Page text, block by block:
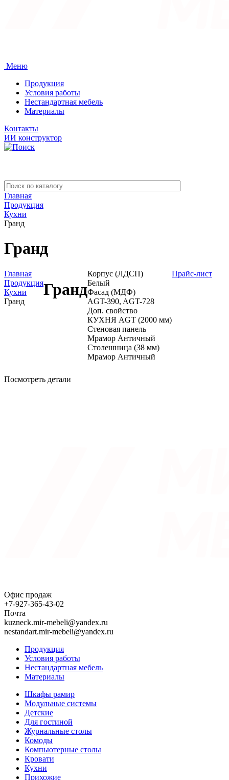
Меню
Продукция
Условия работы
Нестандартная мебель
Материалы
Контакты
ИИ конструктор
Главная
Продукция
Кухни
Гранд
Гранд
Главная
Продукция
Кухни
Гранд
Гранд
Корпус (ЛДСП)
Белый
Фасад (МДФ)
AGT-390, AGT-728
Доп. свойство
КУХНЯ AGT (2000 мм)
Стеновая панель
Мрамор Античный
Столешница (38 мм)
Мрамор Античный
Прайс-лист
Посмотреть детали
Офис продаж
+7-927-365-43-02
Почта
kuzneck.mir-mebeli@yandex.ru
nestandart.mir-mebeli@yandex.ru
Продукция
Условия работы
Нестандартная мебель
Материалы
Шкафы рамир
Модульные системы
Детские
Для гостиной
Журнальные столы
Комоды
Компьютерные столы
Кровати
Кухни
Прихожие